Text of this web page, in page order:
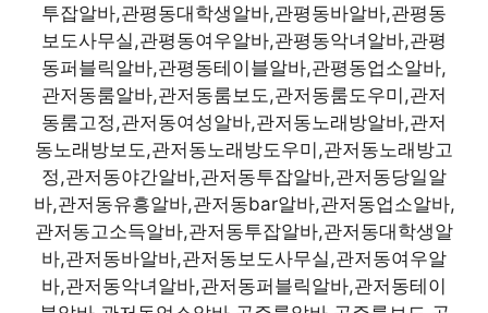
투잡알바,관평동대학생알바,관평동바알바,관평동
보도사무실,관평동여우알바,관평동악녀알바,관평
동퍼블릭알바,관평동테이블알바,관평동업소알바,
관저동룸알바,관저동룸보도,관저동룸도우미,관저
동룸고정,관저동여성알바,관저동노래방알바,관저
동노래방보도,관저동노래방도우미,관저동노래방고
정,관저동야간알바,관저동투잡알바,관저동당일알
바,관저동유흥알바,관저동bar알바,관저동업소알바,
관저동고소득알바,관저동투잡알바,관저동대학생알
바,관저동바알바,관저동보도사무실,관저동여우알
바,관저동악녀알바,관저동퍼블릭알바,관저동테이